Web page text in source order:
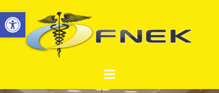
Ouvrir la barre d’outils